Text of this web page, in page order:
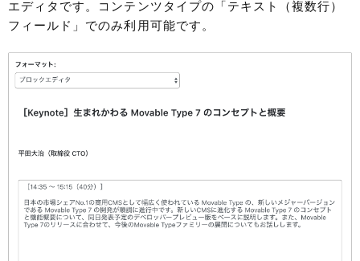
エディタです。コンテンツタイプの「テキスト（複数行）
フィールド」でのみ利用可能です。